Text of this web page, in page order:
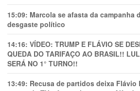
15:09: Marcola se afasta da campanha
desgaste político
14:16: VÍDEO: TRUMP E FLÁVIO SE
QUEDA DO TARIFAÇO AO BRASIL!!
SERÁ NO 1° TURNO!!
13:49: Recusa de partidos deixa Flávio